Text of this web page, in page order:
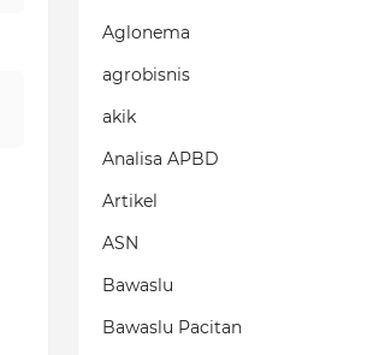
Aglonema
agrobisnis
akik
Analisa APBD
Artikel
ASN
Bawaslu
Bawaslu Pacitan